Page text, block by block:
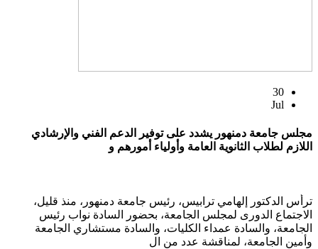
30
Jul
مجلس جامعة دمنهور يشدد على توفير الدعم الفني والإرشادي
اللازم لطلاب الثانوية العامة وأولياء أمورهم و
ترأس الدكتور إلهامي ترابيس، رئيس جامعة دمنهور، منذ قليل،
الاجتماع الدورى لمجلس الجامعة، بحضور السادة نواب رئيس
الجامعة، والسادة عمداء الكليات، والسادة مستشاري الجامعة
وأمين الجامعة، لمناقشة عدد من ال